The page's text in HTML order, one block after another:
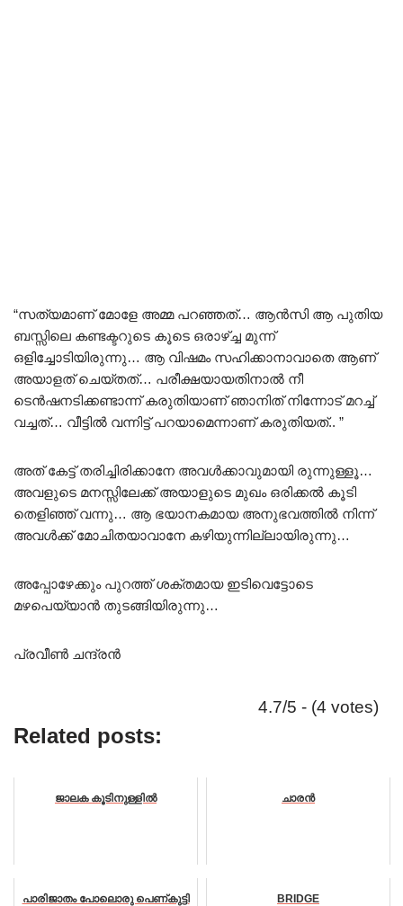
“സത്യമാണ് മോളേ അമ്മ പറഞ്ഞത്… ആൻസി ആ പുതിയ
ബസ്സിലെ കണ്ടക്ടറുടെ കൂടെ ഒരാഴ്ച്ച മുന്ന്
ഒളിച്ചോടിയിരുന്നു… ആ വിഷമം സഹിക്കാനാവാതെ ആണ്
അയാളത് ചെയ്തത്… പരീക്ഷയായതിനാൽ നീ
ടെൻഷനടിക്കണ്ടാന്ന് കരുതിയാണ് ഞാനിത് നിന്നോട് മറച്ച്
വച്ചത്… വീട്ടിൽ വന്നിട്ട് പറയാമെന്നാണ് കരുതിയത്.. ”
അത് കേട്ട് തരിച്ചിരിക്കാനേ അവൾക്കാവുമായി രുന്നുള്ളൂ…
അവളുടെ മനസ്സിലേക്ക് അയാളുടെ മുഖം ഒരിക്കൽ കൂടി
തെളിഞ്ഞ് വന്നു… ആ ഭയാനകമായ അനുഭവത്തിൽ നിന്ന്
അവൾക്ക് മോചിതയാവാനേ കഴിയുന്നില്ലായിരുന്നു…
അപ്പോഴേക്കും പുറത്ത് ശക്തമായ ഇടിവെട്ടോടെ
മഴപെയ്യാൻ തുടങ്ങിയിരുന്നു…
പ്രവീൺ ചന്ദ്രൻ
4.7/5 - (4 votes)
Related posts:
ജാലക കൂടിനുള്ളിൽ ചാരൻ
പാരിജാതം പോലൊരു പെണ്കുട്ടി BRIDGE